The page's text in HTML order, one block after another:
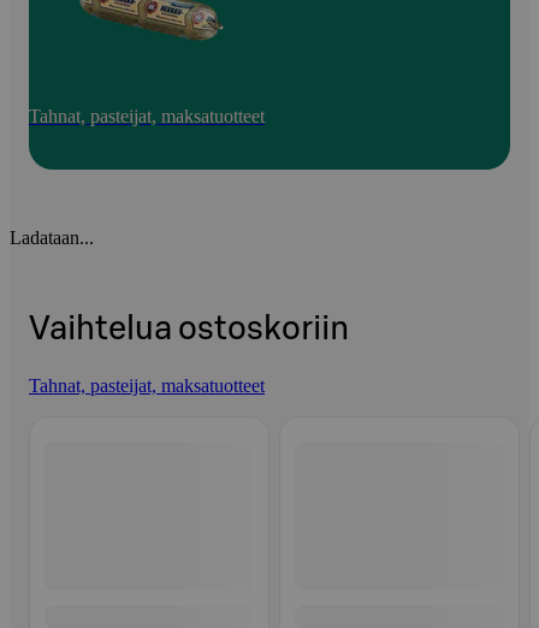
Tahnat, pasteijat, maksatuotteet
Ladataan...
Vaihtelua ostoskoriin
Tahnat, pasteijat, maksatuotteet